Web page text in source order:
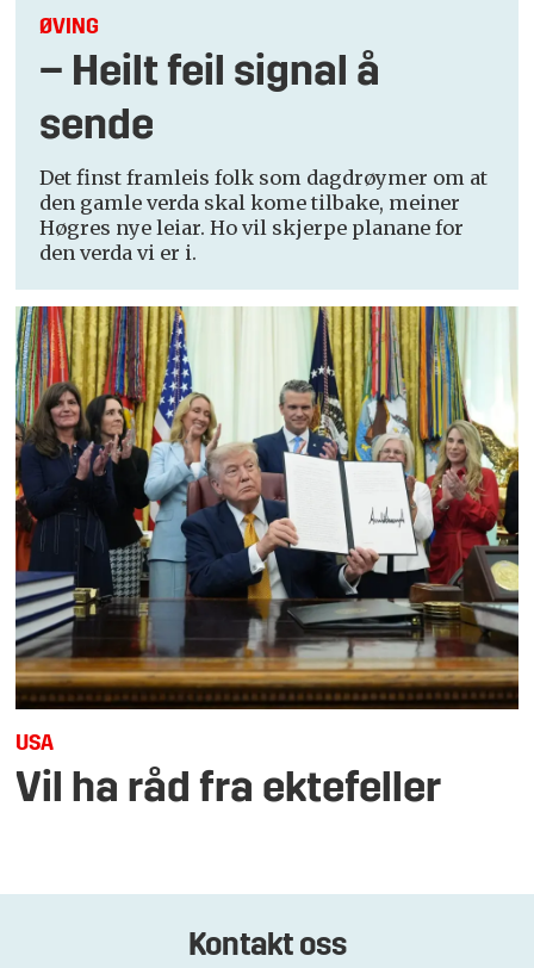
ØVING
– Heilt feil signal å
sende
Det finst framleis folk som dagdrøymer om at
den gamle verda skal kome tilbake, meiner
Høgres nye leiar. Ho vil skjerpe planane for
den verda vi er i.
USA
Vil ha råd fra ektefeller
Kontakt oss